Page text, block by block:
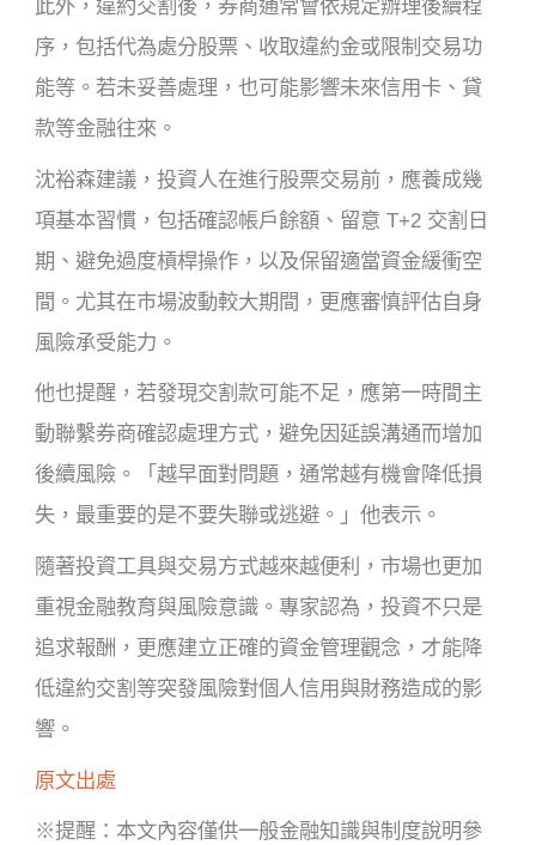
此外，違約交割後，券商通常會依規定辦理後續程
序，包括代為處分股票、收取違約金或限制交易功
能等。若未妥善處理，也可能影響未來信用卡、貸
款等金融往來。
沈裕森建議，投資人在進行股票交易前，應養成幾
項基本習慣，包括確認帳戶餘額、留意 T+2 交割日
期、避免過度槓桿操作，以及保留適當資金緩衝空
間。尤其在市場波動較大期間，更應審慎評估自身
風險承受能力。
他也提醒，若發現交割款可能不足，應第一時間主
動聯繫券商確認處理方式，避免因延誤溝通而增加
後續風險。「越早面對問題，通常越有機會降低損
失，最重要的是不要失聯或逃避。」他表示。
隨著投資工具與交易方式越來越便利，市場也更加
重視金融教育與風險意識。專家認為，投資不只是
追求報酬，更應建立正確的資金管理觀念，才能降
低違約交割等突發風險對個人信用與財務造成的影
響。
原文出處
※提醒：本文內容僅供一般金融知識與制度說明參